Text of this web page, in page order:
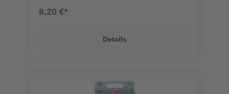
8,20 €*
Details